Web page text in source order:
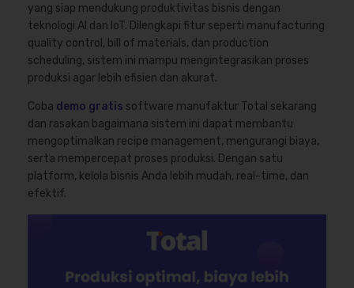
yang siap mendukung produktivitas bisnis dengan
teknologi AI dan IoT. Dilengkapi fitur seperti manufacturing
quality control, bill of materials, dan production
scheduling, sistem ini mampu mengintegrasikan proses
produksi agar lebih efisien dan akurat.
Coba demo gratis software manufaktur Total sekarang
dan rasakan bagaimana sistem ini dapat membantu
mengoptimalkan recipe management, mengurangi biaya,
serta mempercepat proses produksi. Dengan satu
platform, kelola bisnis Anda lebih mudah, real-time, dan
efektif.